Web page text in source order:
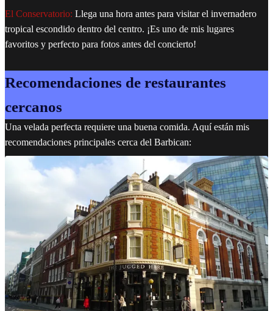
El Conservatorio: Llega una hora antes para visitar el invernadero
tropical escondido dentro del centro. ¡Es uno de mis lugares
favoritos y perfecto para fotos antes del concierto!
Recomendaciones de restaurantes
cercanos
Una velada perfecta requiere una buena comida. Aquí están mis
recomendaciones principales cerca del Barbican: